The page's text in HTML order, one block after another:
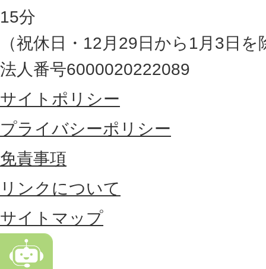
県
の
最
東
部
に
位
置
す
る
市
。
15分
（祝休日・12月29日から1月3日を
法人番号6000020222089
サイトポリシー
プライバシーポリシー
免責事項
リンクについて
サイトマップ